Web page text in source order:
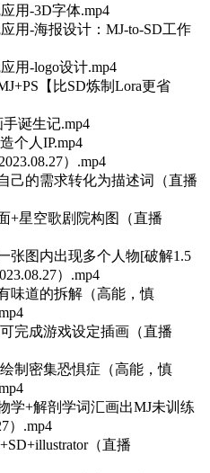
用-3D字体.mp4
用-海报设计：MJ-to-SD工作
用-logo设计.mp4
【比SD炼制Lora更省
诞生记.mp4
个人IP.mp4
）.mp4
己的需求转化为描述词（直播
+星空歌剧院构图（直播
张图内出现多个人物[破解1.5
）.mp4
味道的拆解（高能，慎
完成游戏设定插画（直播
制密集恐惧症（高能，慎
学+解剖学词汇画出MJ未训练
）.mp4
（直播